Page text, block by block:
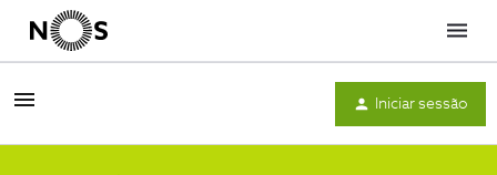
Menu
Iniciar sessão